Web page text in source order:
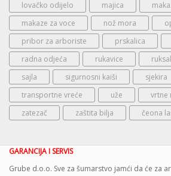
lovačko odijelo
majica
makaze za voce
nož mora
pribor za arboriste
prskalica
radna odjeća
rukavice
sajla
sigurnosni kaiši
sjekira
transportne vreće
uže
vrtne
zatezač
zaštita bilja čeona
GARANCIJA I SERVIS
Grube d.o.o. Sve za šumarstvo jamći da će za